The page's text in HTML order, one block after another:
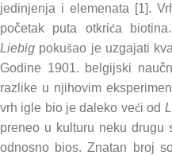
jedinjenja i elemenata [1].
početak puta otkrića
Liebig pokušao je uzgajati
Godine 1901. belgijski
razlike u njihovim
vrh igle bio je daleko veći od
preneo u kulturu neku drugu
odnosno bios. Znatan broj